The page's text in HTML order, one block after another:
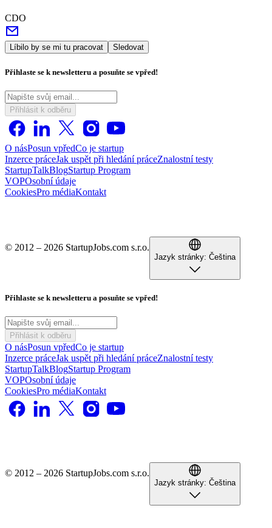
CDO
Líbilo by se mi tu pracovat Sledovat
Přihlaste se k newsletteru a posuňte se vpřed!
Přihlásit k odběru
O násPosun vpředCo je startup
Inzerce práceJak uspět při hledání práceZnalostní testy
StartupTalkBlogStartup Program
VOPOsobní údaje
CookiesPro médiaKontakt
© 2012 – 2026 StartupJobs.com s.r.o.
Jazyk stránky: Čeština
Přihlaste se k newsletteru a posuňte se vpřed!
Přihlásit k odběru
O násPosun vpředCo je startup
Inzerce práceJak uspět při hledání práceZnalostní testy
StartupTalkBlogStartup Program
VOPOsobní údaje
CookiesPro médiaKontakt
© 2012 – 2026 StartupJobs.com s.r.o.
Jazyk stránky: Čeština